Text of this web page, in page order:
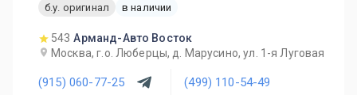
б.у. оригинал
в наличии
543 Арманд-Авто Восток
Москва, г.о. Люберцы, д. Марусино, ул. 1-я Луговая
(915) 060-77-25 (499) 110-54-49